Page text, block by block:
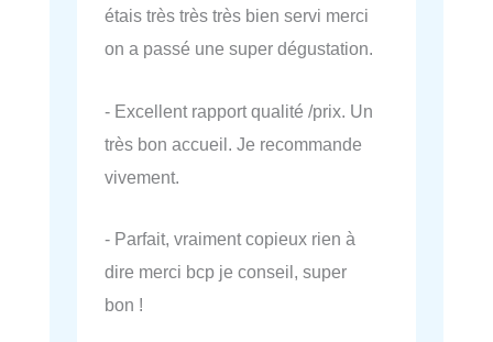
étais très très très bien servi merci
on a passé une super dégustation.
- Excellent rapport qualité /prix. Un
très bon accueil. Je recommande
vivement.
- Parfait, vraiment copieux rien à
dire merci bcp je conseil, super
bon !